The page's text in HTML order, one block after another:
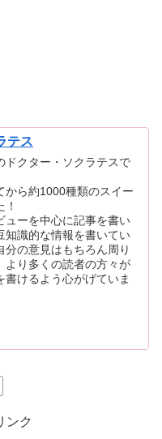
テス
ドクター・ソクラテスで
から約1000種類のスイー
ューを中心に記事を書い
知識的な情報を書いてい
分の意見はもちろん周り
より多くの読者の方々が
書けるよう心がげていま
ンク